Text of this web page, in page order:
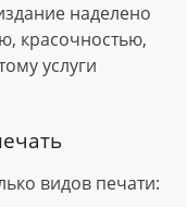
наделено
красочностью,
услуги
видов печати: